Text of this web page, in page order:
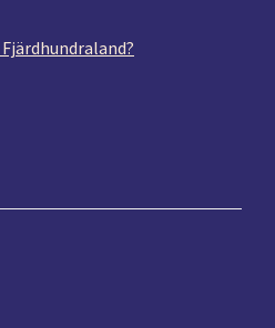
Fjärdhundraland?